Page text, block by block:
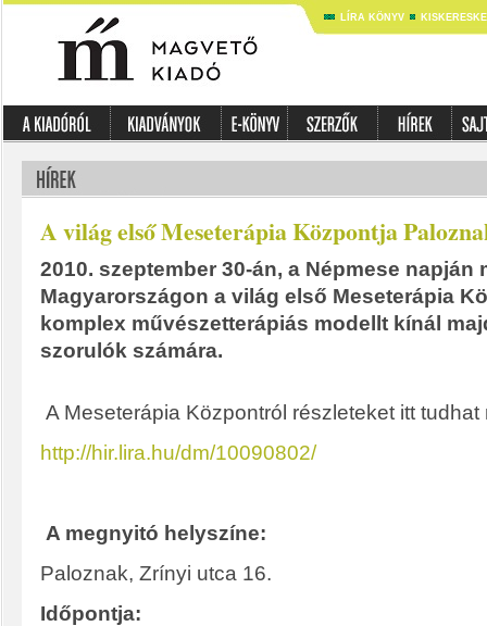
LÍRA KÖNYV
A világ első Meseterápia Központja
2010. szeptember 30-án, a Népmese napján
Magyarországon a világ első Meseterápia
komplex művészetterápiás modellt kínál
szorulók számára.
A Meseterápia Központról részleteket itt tudhat
http://hir.lira.hu/dm/10090802/
A megnyitó helyszíne:
Paloznak, Zrínyi utca 16.
Időpontja: